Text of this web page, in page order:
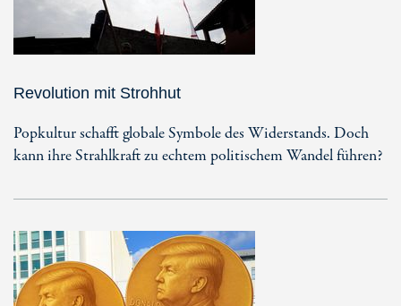
Revolution mit Strohhut
Popkultur schafft globale Symbole des Widerstands. Doch
kann ihre Strahlkraft zu echtem politischem Wandel führen?